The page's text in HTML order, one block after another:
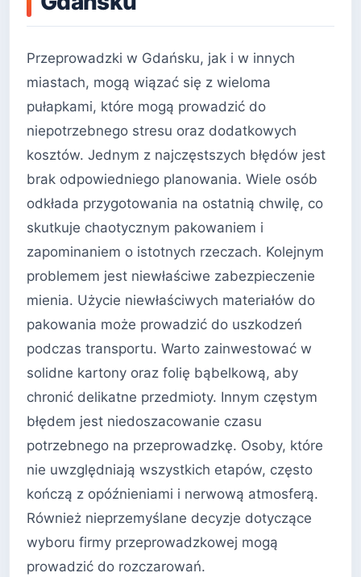
Przeprowadzki w Gdańsku, jak i w innych
miastach, mogą wiązać się z wieloma
pułapkami, które mogą prowadzić do
niepotrzebnego stresu oraz dodatkowych
kosztów. Jednym z najczęstszych błędów jest
brak odpowiedniego planowania. Wiele osób
odkłada przygotowania na ostatnią chwilę, co
skutkuje chaotycznym pakowaniem i
zapominaniem o istotnych rzeczach. Kolejnym
problemem jest niewłaściwe zabezpieczenie
mienia. Użycie niewłaściwych materiałów do
pakowania może prowadzić do uszkodzeń
podczas transportu. Warto zainwestować w
solidne kartony oraz folię bąbelkową, aby
chronić delikatne przedmioty. Innym częstym
błędem jest niedoszacowanie czasu
potrzebnego na przeprowadzkę. Osoby, które
nie uwzględniają wszystkich etapów, często
kończą z opóźnieniami i nerwową atmosferą.
Również nieprzemyślane decyzje dotyczące
wyboru firmy przeprowadzkowej mogą
prowadzić do rozczarowań.